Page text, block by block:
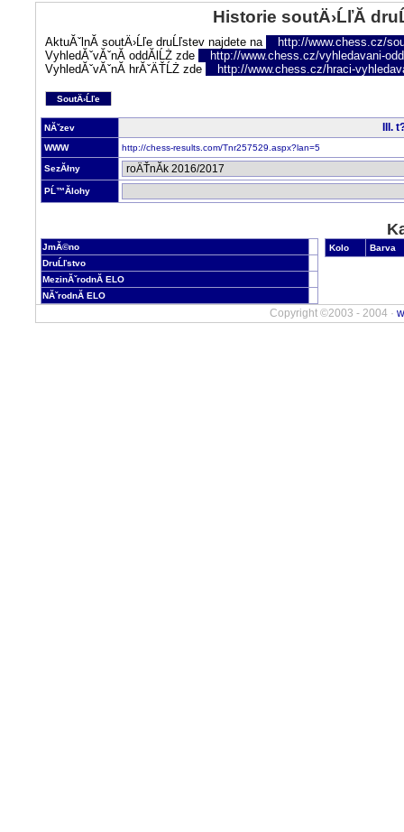
Historie soutÄ›ĹľĂ­
AktuĂˇlnĂ­ soutÄ›Ĺľe druĹľstev najdete na
http://www.chess.cz/
VyhledĂˇvĂˇnĂ­ oddĂ­lĹŻ zde
http://www.chess.cz/vyhledavani-
VyhledĂˇvĂˇnĂ­ hrĂˇÄŤĹŻ zde
http://www.chess.cz/hraci-
SoutÄ›Ĺľe
NĂˇzev III.
WWW http://chess-results.com/Tnr257529.aspx?lan=5
SezĂłny
PĹ™Ă­lohy
JmĂ©no
DruĹľstvo
MezinĂˇrodnĂ­ ELO
NĂˇrodnĂ­ ELO
Kolo Barva
Copyright ©2003 - 2004 ·